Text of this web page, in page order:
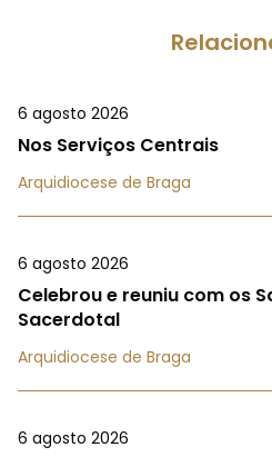
6 agosto 2026
Nos Serviços Centrais
Arquidiocese de Braga
6 agosto 2026
Celebrou e reuniu com os
Sacerdotal
Arquidiocese de Braga
6 agosto 2026